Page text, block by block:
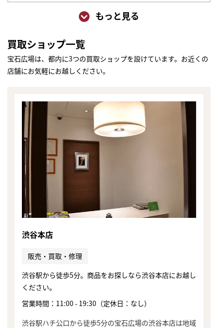
もっと見る
買取ショップ一覧
宝石広場は、都内に3つの買取ショップを設けています。お近くの
店舗にお気軽にお越しください。
渋谷本店
販売・買取・修理
渋谷駅から徒歩5分。商品をお探しなら渋谷本店にお越し
ください。
営業時間：11:00 - 19:30（定休日：なし）
渋谷駅ハチ公口から徒歩5分の宝石広場の渋谷本店は地域